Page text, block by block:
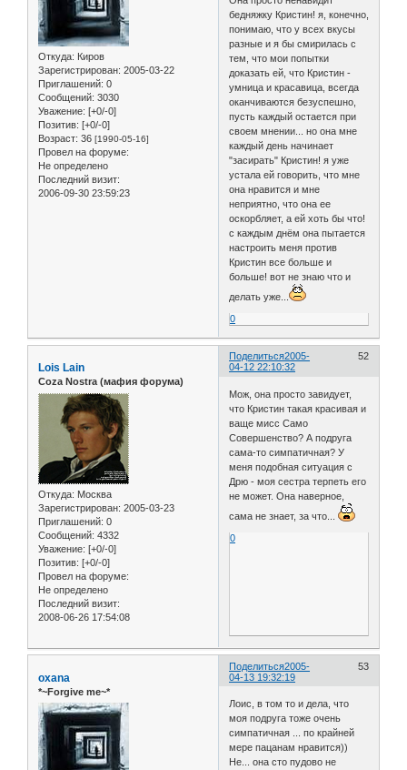
Откуда: Киров
Зарегистрирован: 2005-03-22
Приглашений: 0
Сообщений: 3030
Уважение: [+0/-0]
Позитив: [+0/-0]
Возраст: 36 [1990-05-16]
Провел на форуме:
Не определено
Последний визит:
2006-09-30 23:59:23
бедняжку Кристин! я, конечно,
понимаю, что у всех вкусы
разные и я бы смирилась с
тем, что мои попытки
доказать ей, что Кристин -
умница и красавица, всегда
оканчиваются безуспешно,
пусть каждый остается при
своем мнении... но она мне
каждый день начинает
"засирать" Кристин! я уже
устала ей говорить, что мне
она нравится и мне
неприятно, что она ее
оскорбляет, а ей хоть бы что!
с каждым днём она пытается
настроить меня против
Кристин все больше и
больше! вот не знаю что и
делать уже...
0
Поделиться 52
2005-
04-12 22:10:32
Lois Lain
Coza Nostra (мафия форума)
Откуда: Москва
Зарегистрирован: 2005-03-23
Приглашений: 0
Сообщений: 4332
Уважение: [+0/-0]
Позитив: [+0/-0]
Провел на форуме:
Не определено
Последний визит:
2008-06-26 17:54:08
Мож, она просто завидует,
что Кристин такая красивая и
ваще мисс Само
Совершенство? А подруга
сама-то симпатичная? У
меня подобная ситуация с
Дрю - моя сестра терпеть его
не может. Она наверное,
сама не знает, за что...
0
Поделиться 53
2005-
04-13 19:32:19
oxana
*~Forgive me~*
Лоис, в том то и дела, что
моя подруга тоже очень
симпатичная ... по крайней
мере пацанам нравится))
Не... она сто пудово не